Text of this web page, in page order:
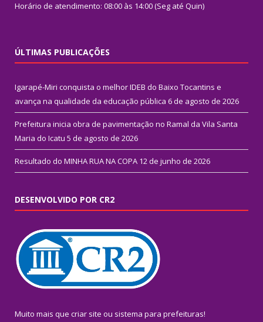
Horário de atendimento: 08:00 às 14:00 (Seg até Quin)
ÚLTIMAS PUBLICAÇÕES
Igarapé-Miri conquista o melhor IDEB do Baixo Tocantins e
avança na qualidade da educação pública 6 de agosto de 2026
Prefeitura inicia obra de pavimentação no Ramal da Vila Santa
Maria do Icatu 5 de agosto de 2026
Resultado do MINHA RUA NA COPA 12 de junho de 2026
DESENVOLVIDO POR CR2
Muito mais que criar site ou sistema para prefeituras!